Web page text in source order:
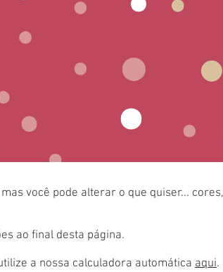
você pode alterar o que quiser...
ao final desta página.
a nossa calculadora automática aqui.